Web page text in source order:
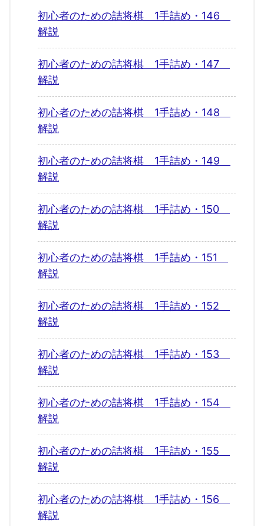
初心者のための詰将棋 1手詰め・146
解説
初心者のための詰将棋 1手詰め・147
解説
初心者のための詰将棋 1手詰め・148
解説
初心者のための詰将棋 1手詰め・149
解説
初心者のための詰将棋 1手詰め・150
解説
初心者のための詰将棋 1手詰め・151
解説
初心者のための詰将棋 1手詰め・152
解説
初心者のための詰将棋 1手詰め・153
解説
初心者のための詰将棋 1手詰め・154
解説
初心者のための詰将棋 1手詰め・155
解説
初心者のための詰将棋 1手詰め・156
解説